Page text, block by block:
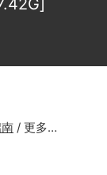
/ 更多…